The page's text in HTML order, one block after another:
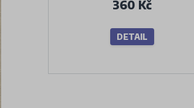
360 Kč
DETAIL